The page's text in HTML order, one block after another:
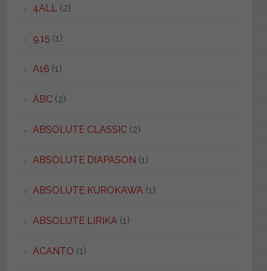
4ALL(2)
9.15 (1)
A16 (1)
ABC(2)
ABSOLUTE CLASSIC(2)
ABSOLUTE DIAPASON (1)
ABSOLUTE KUROKAWA(1)
ABSOLUTE LIRIKA(1)
ACANTO (1)